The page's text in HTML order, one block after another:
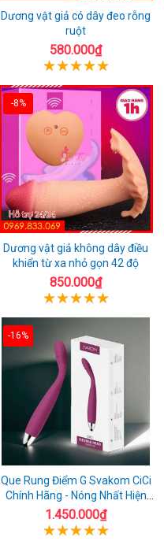
Dương vật giả có dây đeo rỗng
ruột
580.000₫
-8%
Dương vật giả không dây điều
khiển từ xa nhỏ gọn 42 độ
850.000₫
-16%
Que Rung Điểm G Svakom CiCi
Chính Hãng - Nóng Nhất Hiện
Nay
1.450.000₫